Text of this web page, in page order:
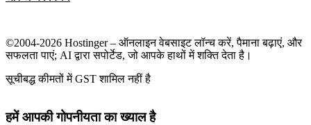
©2004-2026 Hostinger – ऑनलाइन वेबसाइट लॉन्च करें, पैमाना बढ़ाएं, और
सफलता पाएं; AI द्वारा सपोर्टेड, जो आपके हाथों में शक्ति देता है।
सूचीबद्ध कीमतों में GST शामिल नहीं है
हमें आपकी गोपनीयता का ख्याल है